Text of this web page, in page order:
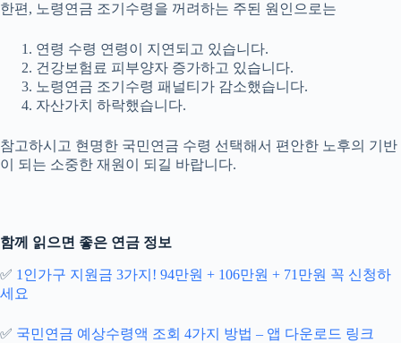
한편, 노령연금 조기수령을 꺼려하는 주된 원인으로는
연령 수령 연령이 지연되고 있습니다.
건강보험료 피부양자 증가하고 있습니다.
노령연금 조기수령 패널티가 감소했습니다.
자산가치 하락했습니다.
참고하시고 현명한 국민연금 수령 선택해서 편안한 노후의 기반
이 되는 소중한 재원이 되길 바랍니다.
함께 읽으면 좋은 연금 정보
✅ 1인가구 지원금 3가지! 94만원 + 106만원 + 71만원 꼭 신청하
세요
✅ 국민연금 예상수령액 조회 4가지 방법 – 앱 다운로드 링크